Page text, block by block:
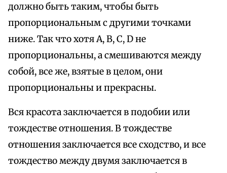
должно быть таким, чтобы быть
пропорциональным с другими точками
ниже. Так что хотя A, B, C, D не
пропорциональны, а смешиваются между
собой, все же, взятые в целом, они
пропорциональны и прекрасны.
Вся красота заключается в подобии или
тождестве отношения. В тождестве
отношения заключается все сходство, и все
тождество между двумя заключается в